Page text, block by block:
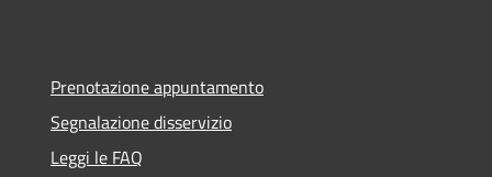
Prenotazione appuntamento
Segnalazione disservizio
Leggi le FAQ